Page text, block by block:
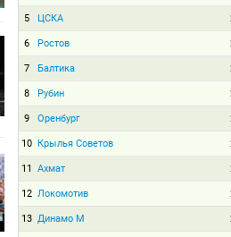
5 ЦСКА
6 Ростов
7 Балтика
8 Рубин
9 Оренбург
10 Крылья Советов
11 Ахмат
12 Локомотив
13 Динамо М